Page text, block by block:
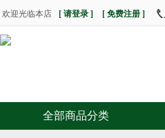
欢迎光临本店 [ 请登录 ] [ 免费注册 ]
全部商品分类